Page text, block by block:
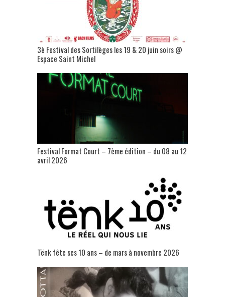
3è Festival des Sortilèges les 19 & 20 juin soirs @
Espace Saint Michel
Festival Format Court – 7ème édition – du 08 au 12
avril 2026
Tënk fête ses 10 ans – de mars à novembre 2026